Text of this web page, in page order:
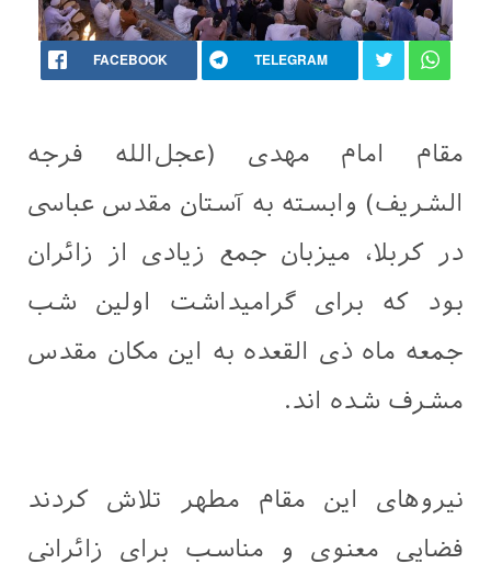
FACEBOOK TELEGRAM
مقام امام مهدی (عجل‌الله فرجه
الشریف) وابسته به آستان مقدس عباسی
در کربلا، میزبان جمع زیادی از زائران
بود که برای گرامیداشت اولین شب
جمعه ماه ذی القعده به این مکان مقدس
مشرف شده اند.
نیروهای این مقام مطهر تلاش کردند
فضایی معنوی و مناسب برای زائرانی